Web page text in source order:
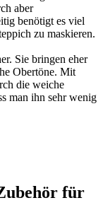
aber
benötigt es viel
zu maskieren.
Sie bringen eher
Obertöne. Mit
die weiche
man ihn sehr wenig
für